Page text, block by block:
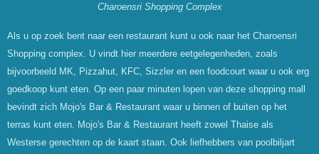
Charoensri Shopping Complex
Als u op zoek bent naar een restaurant kunt u ook naar het Charoensri
Shopping complex. U vindt hier meerdere eetgelegenheden, zoals
bijvoorbeeld MK, Pizzahut, KFC, Sizzler en een foodcourt waar u ook erg
goedkoop kunt eten. Op een paar minuten lopen van deze shopping mall
bevindt zich Mojo's Bar & Restaurant waar u binnen of buiten op het
terras kunt eten. Mojo's Bar & Restaurant heeft zowel Thaise als
Westerse gerechten op de kaart staan. Ook liefhebbers van poolbiljart